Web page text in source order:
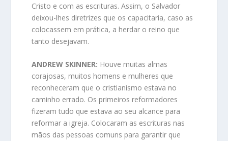
Cristo e com as escrituras. Assim, o Salvador
deixou-lhes diretrizes que os capacitaria, caso as
colocassem em prática, a herdar o reino que
tanto desejavam.
ANDREW SKINNER: Houve muitas almas
corajosas, muitos homens e mulheres que
reconheceram que o cristianismo estava no
caminho errado. Os primeiros reformadores
fizeram tudo que estava ao seu alcance para
reformar a igreja. Colocaram as escrituras nas
mãos das pessoas comuns para garantir que